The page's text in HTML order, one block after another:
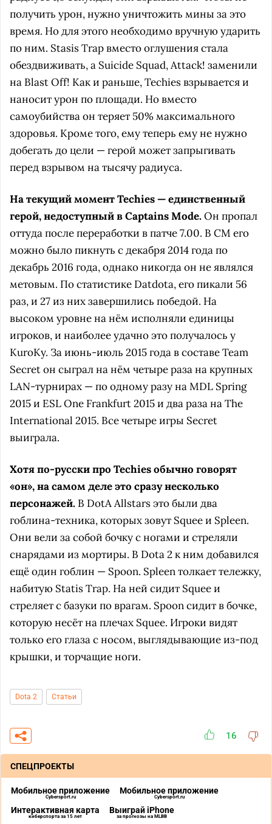
получить урон, нужно уничтожить мины за это
время. Но для этого необходимо вручную ударить
по ним. Stasis Trap вместо оглушения стала
обездвиживать, а Suicide Squad, Attack! заменили
на Blast Off! Как и раньше, Techies взрывается и
наносит урон по площади. Но вместо
самоубийства он теряет 50% максимального
здоровья. Кроме того, ему теперь ему не нужно
добегать до цели — герой может запрыгивать
перед взрывом на тысячу радиуса.
На текущий момент Techies — единственный
герой, недоступный в Captains Mode.Он пропал
оттуда после переработки в патче 7.00. В CM его
можно было пикнуть с декабря 2014 года по
декабрь 2016 года, однако никогда он не являлся
метовым. По статистике Datdota, его пикали 56
раз, и 27 из них завершились победой. На
высоком уровне на нём исполняли единицы
игроков, и наиболее удачно это получалось у
KuroKy. За июнь-июль 2015 года в составе Team
Secret он сыграл на нём четыре раза на крупных
LAN-турнирах — по одному разу на MDL Spring
2015 и ESL One Frankfurt 2015 и два раза на The
International 2015. Все четыре игры Secret
выиграла.
Хотя по-русски про Techies обычно говорят
«он», на самом деле это сразу несколько
персонажей. В DotA Allstars это были два
гоблина-техника, которых зовут Squee и Spleen.
Они вели за собой бочку с ногами и стреляли
снарядами из мортиры. В Dota 2 к ним добавился
ещё один гоблин — Spoon. Spleen толкает тележку,
набитую Statis Trap. На ней сидит Squee и
стреляет с базуки по врагам. Spoon сидит в бочке,
которую несёт на плечах Squee. Игроки видят
только его глаза с носом, выглядывающие из-под
крышки, и торчащие ноги.
Dota 2 Статьи
16
СПЕЦПРОЕКТЫ
Мобильное приложение
Cybersport.ru
Мобильное приложение
Cybersport.ru
Интерактивная карта
киберспорта за 15 лет
Выиграй iPhone
за прогнозы на MLBB